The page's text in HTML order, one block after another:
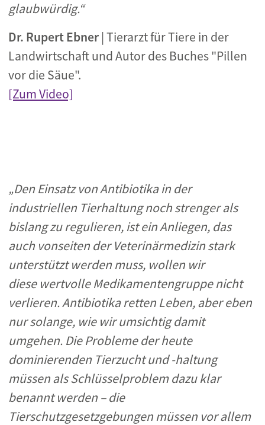
glaubwürdig.“
Dr. Rupert Ebner | Tierarzt für Tiere in der
Landwirtschaft und Autor des Buches "Pillen
vor die Säue".
[Zum Video]
„Den Einsatz von Antibiotika in der
industriellen Tierhaltung noch strenger als
bislang zu regulieren, ist ein Anliegen, das
auch vonseiten der Veterinärmedizin stark
unterstützt werden muss, wollen wir
diese wertvolle Medikamentengruppe nicht
verlieren. Antibiotika retten Leben, aber eben
nur solange, wie wir umsichtig damit
umgehen. Die Probleme der heute
dominierenden Tierzucht und -haltung
müssen als Schlüsselproblem dazu klar
benannt werden – die
Tierschutzgesetzgebungen müssen vor allem